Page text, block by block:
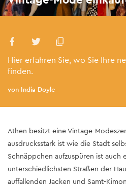
Hier erfahren Sie, wo Sie Ihre
finden.
von India Doyle
Athen besitzt eine Vintage-
ausdrucksstark ist wie die Stadt
Schnäppchen aufzuspüren ist auch
unterschiedlichsten Straßen der
auffallenden Jacken und Samt-